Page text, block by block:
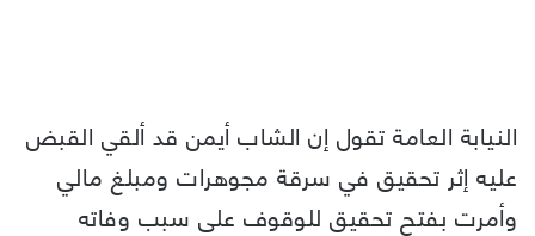
النيابة العامة تقول إن الشاب أيمن قد ألقي القبض
عليه إثر تحقيق في سرقة مجوهرات ومبلغ مالي
وأمرت بفتح تحقيق للوقوف على سبب وفاته